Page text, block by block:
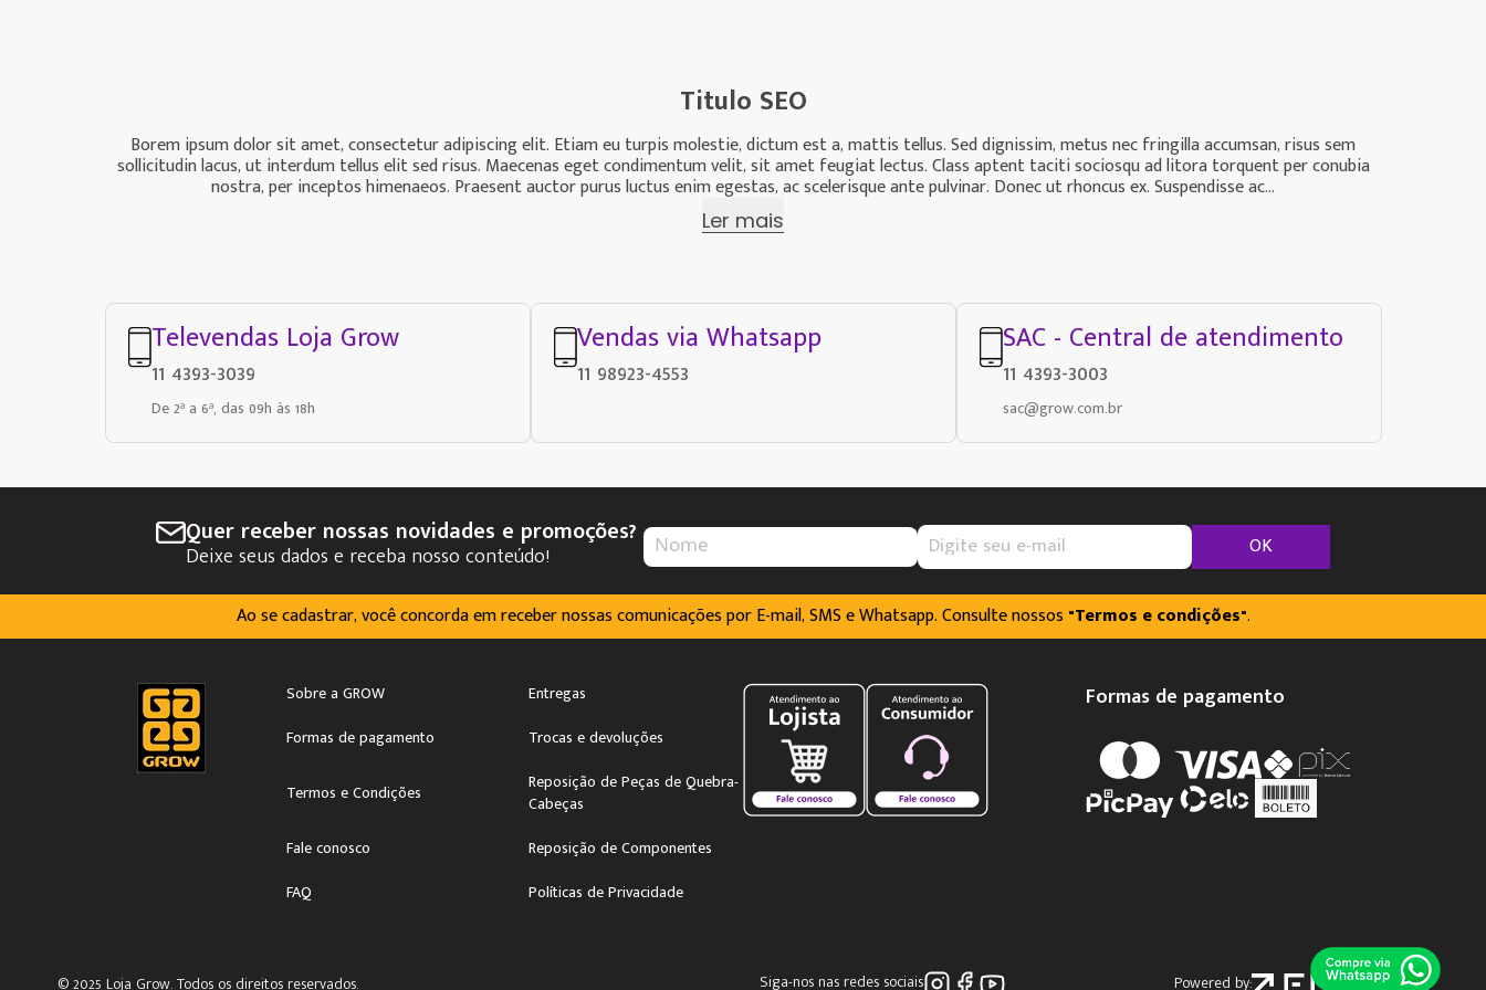
Titulo SEO
Borem ipsum dolor sit amet, consectetur adipiscing elit. Etiam eu turpis molestie, dictum est a, mattis tellus. Sed dignissim, metus nec fringilla accumsan, risus sem
sollicitudin lacus, ut interdum tellus elit sed risus. Maecenas eget condimentum velit, sit amet feugiat lectus. Class aptent taciti sociosqu ad litora torquent per conubia
nostra, per inceptos himenaeos. Praesent auctor purus luctus enim egestas, ac scelerisque ante pulvinar. Donec ut rhoncus ex. Suspendisse ac...
Ler mais
Televendas Loja Grow
11 4393-3039
De 2ª a 6ª, das 09h às 18h
Vendas via Whatsapp
11 98923-4553
SAC - Central de atendimento
11 4393-3003
sac@grow.com.br
Quer receber nossas novidades e promoções?
Deixe seus dados e receba nosso conteúdo! OK
Ao se cadastrar, você concorda em receber nossas comunicações por E-mail, SMS e Whatsapp. Consulte nossos "Termos e condições".
Sobre a GROW
Entregas
Formas de pagamento
Trocas e devoluções
Termos e Condições
Reposição de Peças de Quebra-
Cabeças
Fale conosco
Reposição de Componentes
FAQ
Políticas de Privacidade
Formas de pagamento
© 2025 Loja Grow. Todos os direitos reservados. Siga-nos nas redes sociais Powered by: